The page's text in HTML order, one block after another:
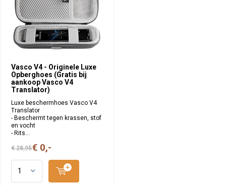
Vasco V4 - Originele Luxe
Opberghoes (Gratis bij
aankoop Vasco V4
Translator)
Luxe beschermhoes Vasco V4
Translator
- Beschermt tegen krassen, stof
en vocht
- Rits...
€ 28,95€ 0,-